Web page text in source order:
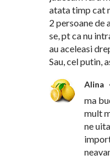
atata timp cat
2 persoane de
se, pt ca nu
au aceleasi
Sau, cel putin,
Alina
ma
mult
ne